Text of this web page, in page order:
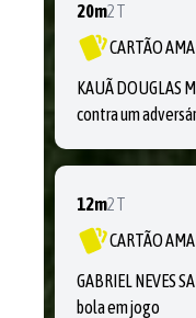
20m2T
CARTÃO
KAUÃ DOUGLAS
contra um
12m2T
CARTÃO
GABRIEL NEVES
bola em jogo